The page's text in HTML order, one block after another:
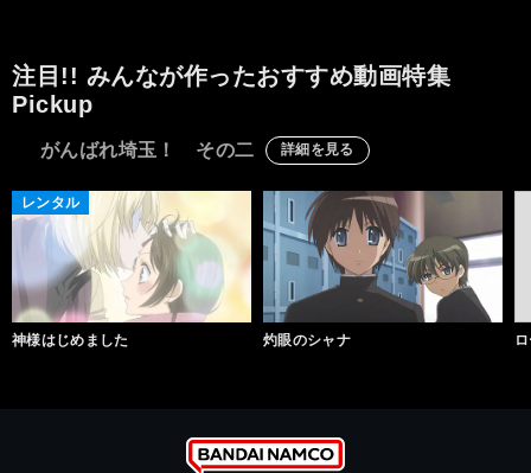
注目!! みんなが作ったおすすめ動画特集
Pickup
がんばれ埼玉！ その二 詳細を見る
レンタル
神様はじめました 灼眼のシャナ